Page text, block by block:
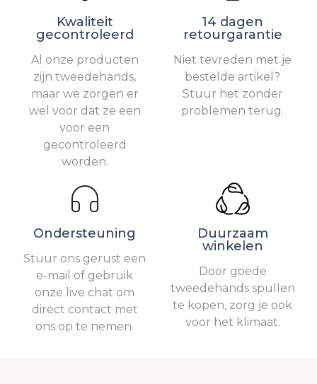
Kwaliteit
gecontroleerd
Al onze producten
zijn tweedehands,
maar we zorgen er
wel voor dat ze een
voor een
gecontroleerd
worden.
14 dagen
retourgarantie
Niet tevreden met je
bestelde artikel?
Stuur het zonder
problemen terug.
Ondersteuning
Stuur ons gerust een
e-mail of gebruik
onze live chat om
direct contact met
ons op te nemen.
Duurzaam
winkelen
Door goede
tweedehands spullen
te kopen, zorg je ook
voor het klimaat.